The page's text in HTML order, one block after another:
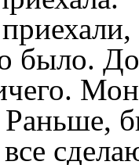
Раньше,